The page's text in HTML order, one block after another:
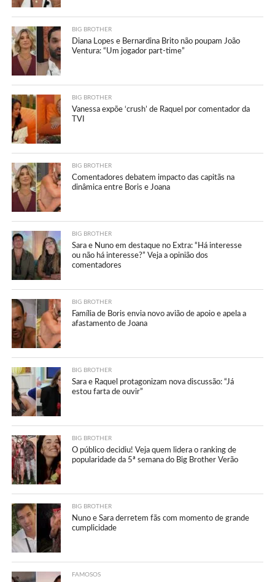
BIG BROTHER
Diana Lopes e Bernardina Brito não poupam João
Ventura: “Um jogador part-time”
BIG BROTHER
Vanessa expõe ‘crush’ de Raquel por comentador da
TVI
BIG BROTHER
Comentadores debatem impacto das capitãs na
dinâmica entre Boris e Joana
BIG BROTHER
Sara e Nuno em destaque no Extra: “Há interesse
ou não há interesse?” Veja a opinião dos
comentadores
BIG BROTHER
Família de Boris envia novo avião de apoio e apela a
afastamento de Joana
BIG BROTHER
Sara e Raquel protagonizam nova discussão: “Já
estou farta de ouvir”
BIG BROTHER
O público decidiu! Veja quem lidera o ranking de
popularidade da 5ª semana do Big Brother Verão
BIG BROTHER
Nuno e Sara derretem fãs com momento de grande
cumplicidade
FAMOSOS